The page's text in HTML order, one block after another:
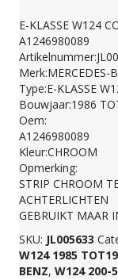
W124
E-KLASSE W124
A1246980089
Merk:MERCEDES-
Type:E-KLASSE
Bouwjaar:1986
Oem:
A1246980089
Kleur:CHROOM
Opmerking:
STRIP CHROOM
ACHTERLICHTEN
GEBRUIKT MAAR
SKU: JL005633
W124 1985
BENZ, W124 200-